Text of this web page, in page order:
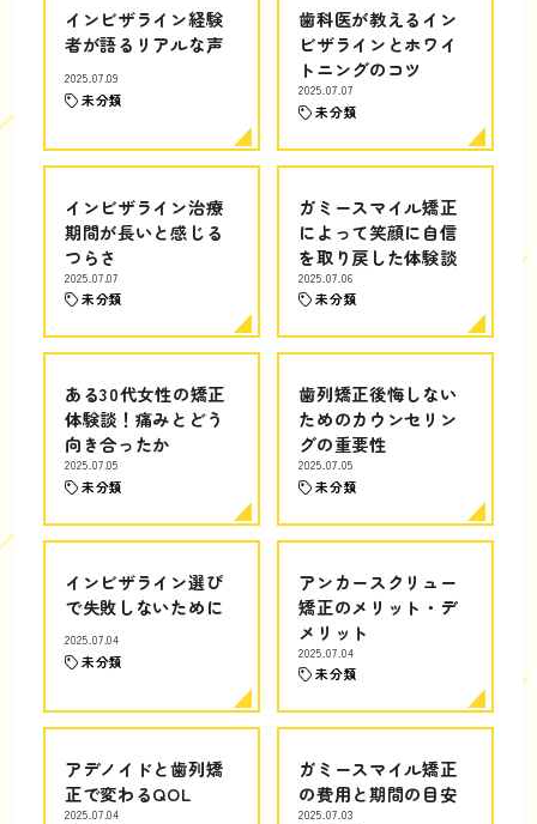
インビザライン経験
者が語るリアルな声
2025.07.09
未分類
歯科医が教えるイン
ビザラインとホワイ
トニングのコツ
2025.07.07
未分類
インビザライン治療
期間が長いと感じる
つらさ
2025.07.07
未分類
ガミースマイル矯正
によって笑顔に自信
を取り戻した体験談
2025.07.06
未分類
ある30代女性の矯正
体験談！痛みとどう
向き合ったか
2025.07.05
未分類
歯列矯正後悔しない
ためのカウンセリン
グの重要性
2025.07.05
未分類
インビザライン選び
で失敗しないために
2025.07.04
未分類
アンカースクリュー
矯正のメリット・デ
メリット
2025.07.04
未分類
アデノイドと歯列矯
正で変わるQOL
2025.07.04
ガミースマイル矯正
の費用と期間の目安
2025.07.03